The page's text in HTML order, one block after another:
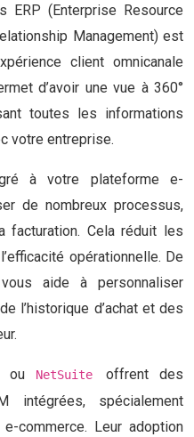
ERP (Enterprise Resource
Management) est
client omnicanale
d’avoir une vue à 360°
toutes les informations
votre entreprise.
à votre plateforme e-
de nombreux processus,
Cela réduit les
opérationnelle. De
aide à personnaliser
l’historique d’achat et des
ou NetSuiteoffrent des
intégrées, spécialement
commerce. Leur adoption